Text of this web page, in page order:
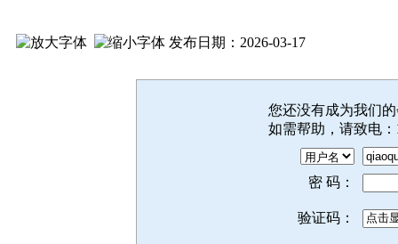
发布日期：2026-03-17
您还没有成为我们
如需帮助，请致电：
密 码：
验证码：